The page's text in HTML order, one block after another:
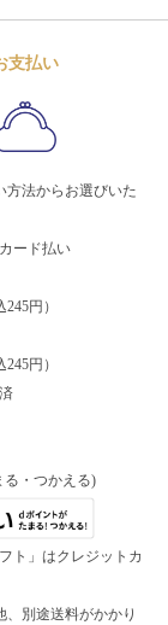
支払い
方法からお選びいた
ード払い
円）
円）
る・つかえる)
ト」はクレジットカ
別途送料がかかり